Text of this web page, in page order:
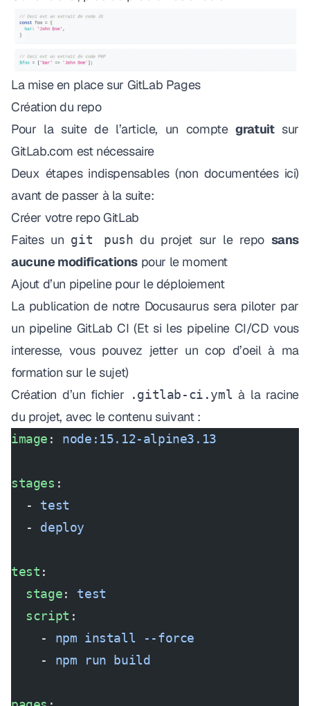
La mise en place sur GitLab Pages
Création du repo
Pour la suite de l’article, un comptegratuitsur
GitLab.com est nécessaire
Deux étapes indispensables (non documentées ici)
avant de passer à la suite:
Créer votre repo GitLab
Faites un git push du projet sur le repo sans
aucune modifications pour le moment
Ajout d’un pipeline pour le déploiement
La publication de notre Docusaurus sera piloter par
un pipeline GitLab CI (Et si les pipeline CI/CD vous
interesse, vous pouvez jetter un cop d’oeil à ma
formation sur le sujet)
Création d’un fichier
.gitlab-ci.yml à la racine
du projet, avec le contenu suivant :
image : node:15.12-alpine3.13
stages :
  -
test
  -
deploy
test :
  stage
: test
  script
:
    -
npm install --force
    -
npm run build